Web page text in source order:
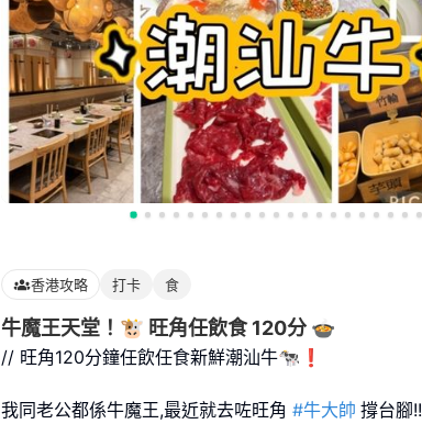
香港攻略 打卡 食
牛魔王天堂！🐮 旺角任飲食 120分 🍲
// 旺角120分鐘任飲任食新鮮潮汕牛🐄❗
我同老公都係牛魔王,最近就去咗旺角 #牛大帥 撐台腳!!